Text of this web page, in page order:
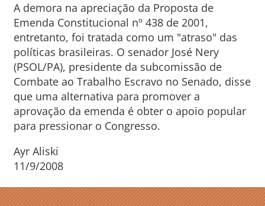
A demora na apreciação da Proposta de
Emenda Constitucional nº 438 de 2001,
entretanto, foi tratada como um "atraso" das
políticas brasileiras. O senador José Nery
(PSOL/PA), presidente da subcomissão de
Combate ao Trabalho Escravo no Senado, disse
que uma alternativa para promover a
aprovação da emenda é obter o apoio popular
para pressionar o Congresso.
Ayr Aliski
11/9/2008